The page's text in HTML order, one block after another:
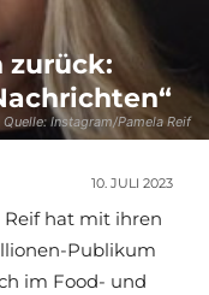
Quelle: Instagram/Pamela Reif
zurück:
10. JULI 2023
hat mit ihren
Publikum
im Food- und